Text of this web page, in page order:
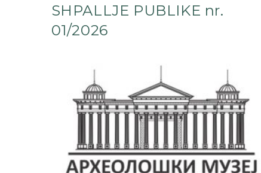
SHPALLJE PUBLIKE nr.
01/2026